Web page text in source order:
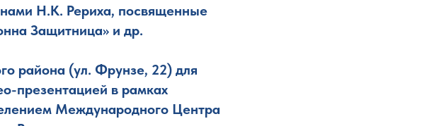
Н.К. Рериха, посвященные
Защитница» и др.
района (ул. Фрунзе, 22) для
презентацией в рамках
Международного Центра